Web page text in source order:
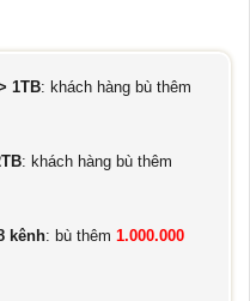
1TB: khách hàng bù thêm
: khách hàng bù thêm
kênh: bù thêm 1.000.000